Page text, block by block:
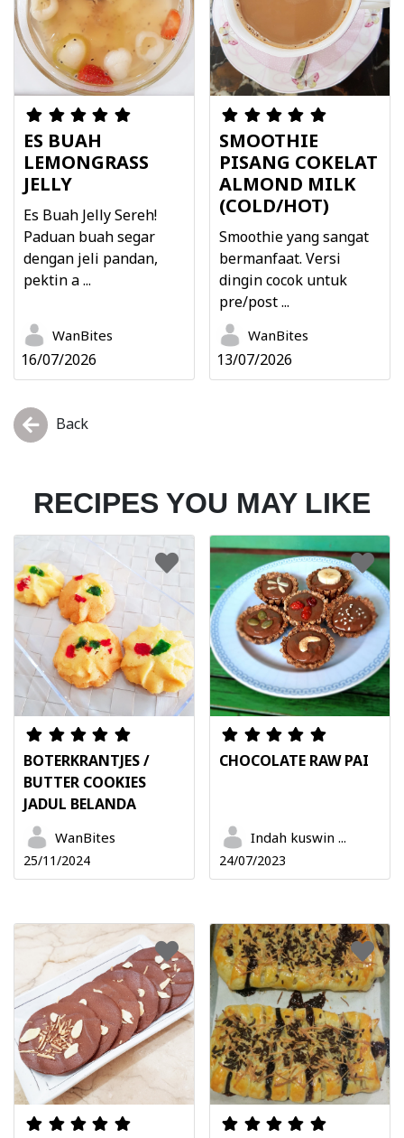
ES BUAH
LEMONGRASS
JELLY
Es Buah Jelly Sereh!
Paduan buah segar
dengan jeli pandan,
pektin a ...
WanBites
16/07/2026
SMOOTHIE
PISANG COKELAT
ALMOND MILK
(COLD/HOT)
Smoothie yang sangat
bermanfaat. Versi
dingin cocok untuk
pre/post ...
WanBites
13/07/2026
Back
RECIPES YOU MAY LIKE
BOTERKRANTJES /
BUTTER COOKIES
JADUL BELANDA
WanBites
25/11/2024
CHOCOLATE RAW PAI
Indah kuswin ...
24/07/2023